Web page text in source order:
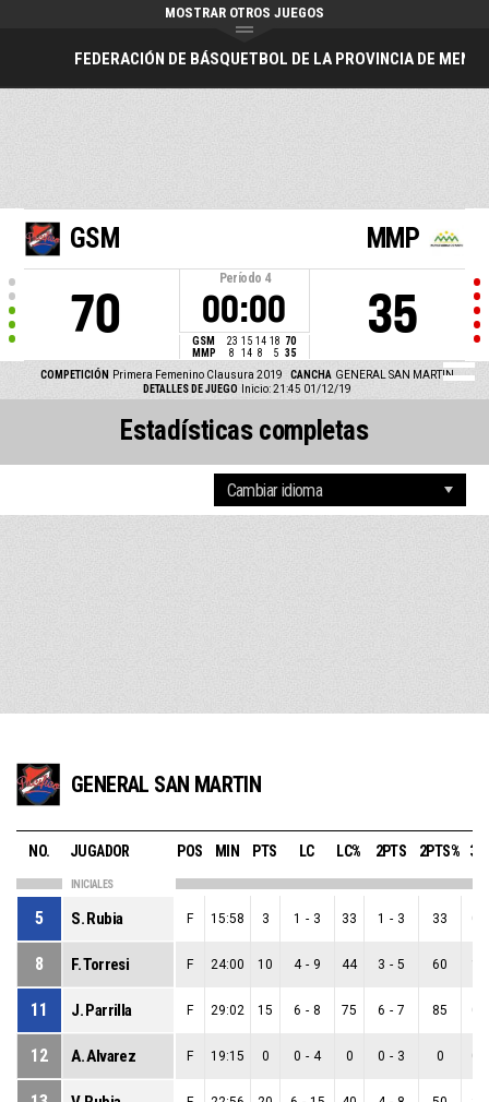
FEDERACIÓN DE BÁSQUETBOL DE LA PROVINCIA DE
MOSTRAR OTROS JUEGOS
GSM
70
Período 4
00:00
GSM 23 15 14 18 70
MMP
8 14 8 5 35
MMP
35
COMPETICIÓN Primera Femenino Clausura 2019 CANCHA GENERAL SAN MARTIN
DETALLES DE JUEGO
Inicio: 21:45 01/12/19
Estadísticas completas
GENERAL SAN MARTIN
NO. JUGADOR POS MIN PTS LC LC% 2PTS 2PTS%
INICIALES
5 S. Rubia F 15:58 3 1 - 3 33 1 - 3 33 0
8 F. Torresi F 24:00 10 4 - 9 44 3 - 5 60 1
11 J. Parrilla F 29:02 15 6 - 8 75 6 - 7 85 0
12 A. Alvarez F 19:15 0 0 - 4 0 0 - 3 0 0